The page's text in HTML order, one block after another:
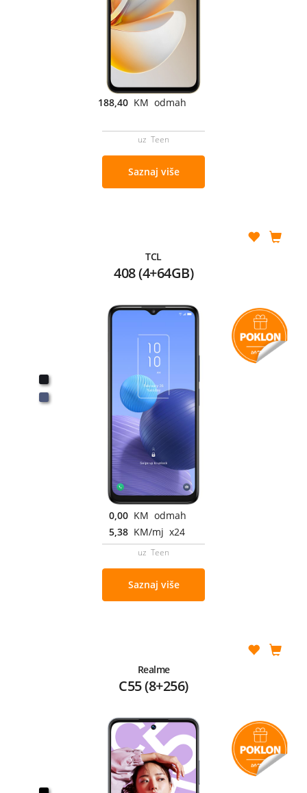
188,40 KM odmah
uz Teen
Saznaj više
TCL
408 (4+64GB)
0,00 KM odmah
5,38 KM/mj x24
uz Teen
Saznaj više
Realme
C55 (8+256)